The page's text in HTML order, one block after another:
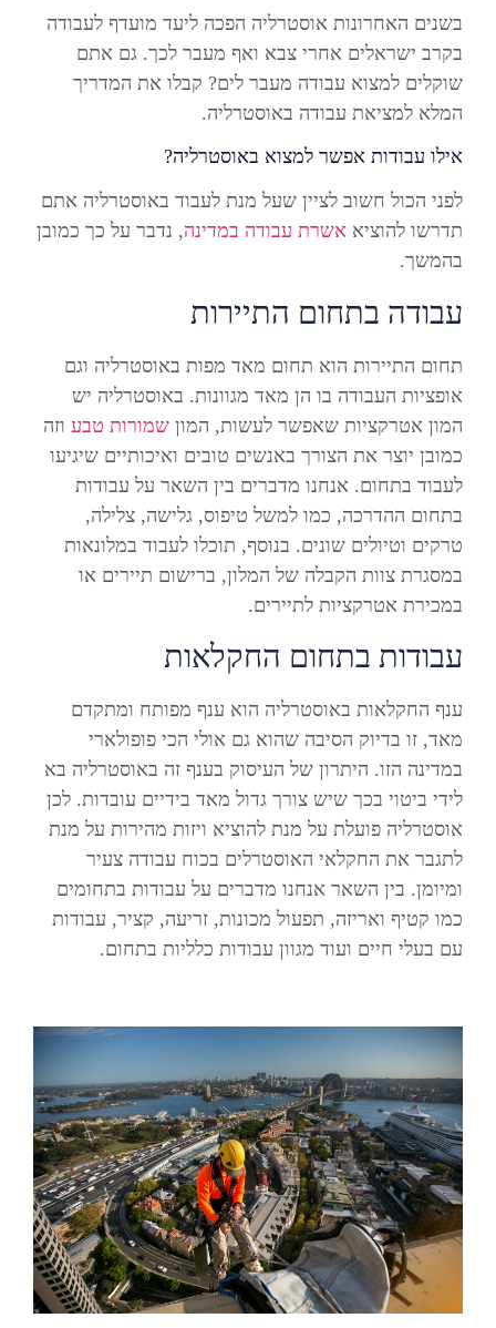
בשנים האחרונות אוסטרליה הפכה ליעד מועדף לעבודה
בקרב ישראלים אחרי צבא ואף מעבר לכך. גם אתם
שוקלים למצוא עבודה מעבר לים? קבלו את המדריך
המלא למציאת עבודה באוסטרליה.
אילו עבודות אפשר למצוא באוסטרליה?
לפני הכול חשוב לציין שעל מנת לעבוד באוסטרליה אתם
תדרשו להוציא אשרת עבודה במדינה, נדבר על כך כמובן
בהמשך.
עבודה בתחום התיירות
תחום התיירות הוא תחום מאד מפות באוסטרליה וגם
אופציות העבודה בו הן מאד מגוונות. באוסטרליה יש
המון אטרקציות שאפשר לעשות, המון שמורות טבע וזה
כמובן יוצר את הצורך באנשים טובים ואיכותיים שיגיעו
לעבוד בתחום. אנחנו מדברים בין השאר על עבודות
בתחום ההדרכה, כמו למשל טיפוס, גלישה, צלילה,
טרקים וטיולים שונים. בנוסף, תוכלו לעבוד במלונאות
במסגרת צוות הקבלה של המלון, ברישום תיירים או
במכירת אטרקציות לתיירים.
עבודות בתחום החקלאות
ענף החקלאות באוסטרליה הוא ענף מפותח ומתקדם
מאד, זו בדיוק הסיבה שהוא גם אולי הכי פופולארי
במדינה הזו. היתרון של העיסוק בענף זה באוסטרליה בא
לידי ביטוי בכך שיש צורך גדול מאד בידיים עובדות. לכן
אוסטרליה פועלת על מנת להוציא ויזות מהירות על מנת
לתגבר את החקלאי האוסטרלים בכוח עבודה צעיר
ומיומן. בין השאר אנחנו מדברים על עבודות בתחומים
כמו קטיף ואריזה, תפעול מכונות, זריעה, קציר, עבודות
עם בעלי חיים ועוד מגוון עבודות כלליות בתחום.